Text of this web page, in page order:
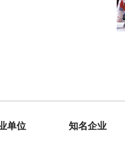
单位 知名企业